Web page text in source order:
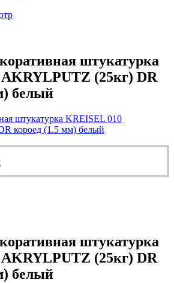
штукатурка
(25кг) DR
белый
штукатурка KREISEL 010
короед (1.5 мм) белый
штукатурка
(25кг) DR
белый